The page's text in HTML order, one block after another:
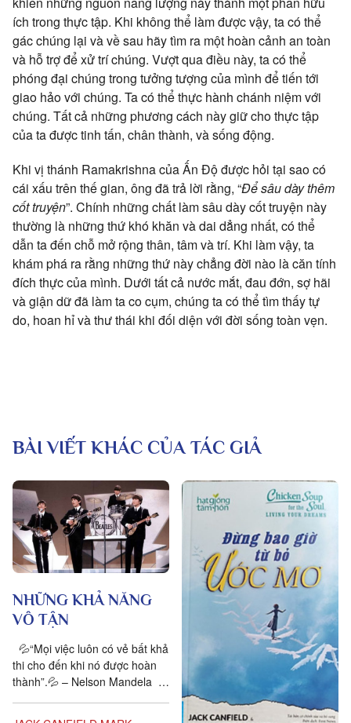
ích trong thực tập. Khi không thể làm được vậy, ta có thể
gác chúng lại và về sau hãy tìm ra một hoàn cảnh an toàn
và hỗ trợ để xử trí chúng. Vượt qua điều này, ta có thể
phóng đại chúng trong tưởng tượng của mình để tiến tới
giao hảo với chúng. Ta có thể thực hành chánh niệm với
chúng. Tất cả những phương cách này giữ cho thực tập
của ta được tinh tấn, chân thành, và sống động.
Khi vị thánh Ramakrishna của Ấn Độ được hỏi tại sao có
cái xấu trên thế gian, ông đã trả lời rằng, “Để sâu dày thêm
cốt truyện”. Chính những chất làm sâu dày cốt truyện này
thường là những thứ khó khăn và dai dẳng nhất, có thể
dẫn ta đến chỗ mở rộng thân, tâm và trí. Khi làm vậy, ta
khám phá ra rằng những thứ này chẳng đời nào là căn tính
đích thực của mình. Dưới tất cả nước mắt, đau đớn, sợ hãi
và giận dữ đã làm ta co cụm, chúng ta có thể tìm thấy tự
do, hoan hỉ và thư thái khi đối diện với đời sống toàn vẹn.
BÀI VIẾT KHÁC CỦA TÁC GIẢ
NHỮNG KHẢ NĂNG
VÔ TẬN
💦“Mọi việc luôn có vẻ bất khả
thi cho đến khi nó được hoàn
thành”.💦 – Nelson Mandela